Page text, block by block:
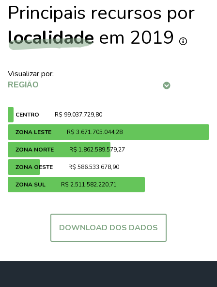
Principais recursos por
localidade em 2019
Visualizar por:
CENTRO R$ 99.037.729,80
ZONA LESTE R$ 3.671.705.044,28
ZONA NORTE R$ 1.862.589.579,27
ZONA OESTE R$ 586.533.678,90
ZONA SUL R$ 2.511.582.220,71
DOWNLOAD DOS DADOS